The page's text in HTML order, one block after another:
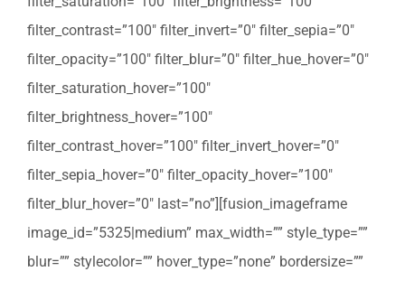
filter_contrast=”100″ filter_invert=”0″ filter_sepia=”0″
filter_opacity=”100″ filter_blur=”0″ filter_hue_hover=”0″
filter_saturation_hover=”100″
filter_brightness_hover=”100″
filter_contrast_hover=”100″ filter_invert_hover=”0″
filter_sepia_hover=”0″ filter_opacity_hover=”100″
filter_blur_hover=”0″ last=”no”][fusion_imageframe
image_id=”5325|medium” max_width=”” style_type=””
blur=”” stylecolor=”” hover_type=”none” bordersize=””